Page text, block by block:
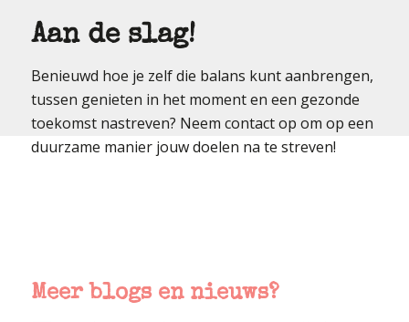
Aan de slag!
Benieuwd hoe je zelf die balans kunt aanbrengen,
tussen genieten in het moment en een gezonde
toekomst nastreven? Neem contact op om op een
duurzame manier jouw doelen na te streven!
Meer blogs en nieuws?